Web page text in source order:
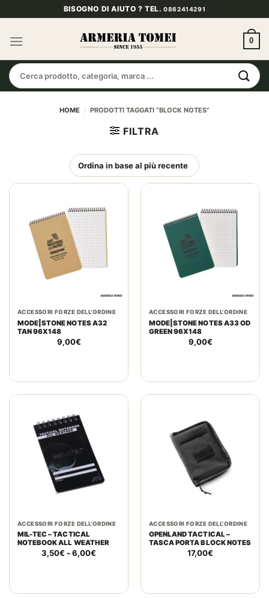
ai
contenuti
BISOGNO DI AIUTO ? TEL.0862414291
0
Cerca:
HOME / PRODOTTI TAGGATI “BLOCK NOTES”
FILTRA
ACCESSORI FORZE DELL'ORDINE
MODE|STONE NOTES A32
TAN 96X148
9,00€
ACCESSORI FORZE DELL'ORDINE
MODE|STONE NOTES A33 OD
GREEN 96X148
9,00€
ACCESSORI FORZE DELL'ORDINE
MIL-TEC – TACTICAL
NOTEBOOK ALL WEATHER
3,50€ -6,00€
ACCESSORI FORZE DELL'ORDINE
OPENLAND TACTICAL –
TASCA PORTA BLOCK NOTES
17,00€